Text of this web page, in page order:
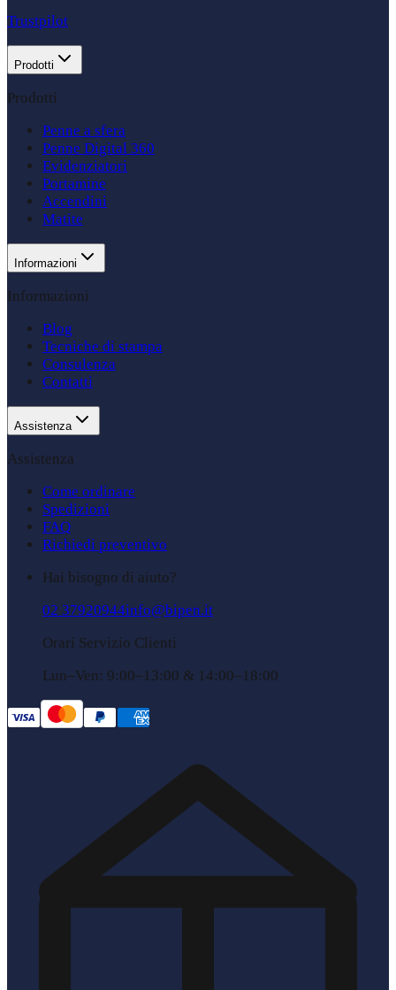
Trustpilot
Prodotti
Prodotti
Penne a sfera
Penne Digital 360
Evidenziatori
Portamine
Accendini
Matite
Informazioni
Informazioni
Blog
Tecniche di stampa
Consulenza
Contatti
Assistenza
Assistenza
Come ordinare
Spedizioni
FAQ
Richiedi preventivo
Hai bisogno di aiuto?
02 37920944info@bipen.it
Orari Servizio Clienti
Lun–Ven: 9:00–13:00 & 14:00–18:00